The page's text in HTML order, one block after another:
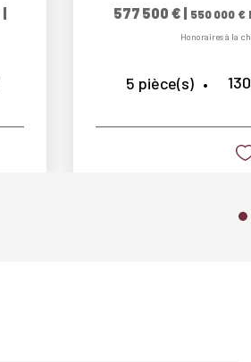
| 577 500 € | 550 000 €
Honoraires à la
5 pièce(s) 130